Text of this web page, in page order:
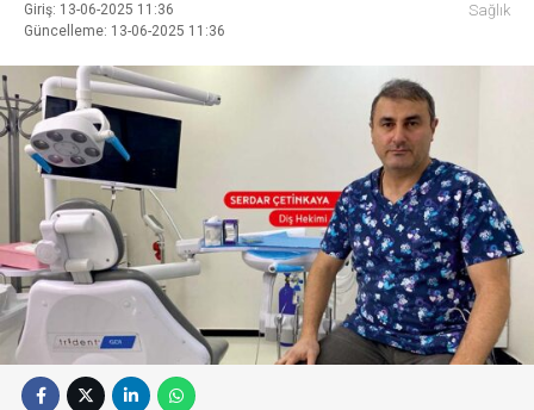
Giriş: 13-06-2025 11:36
Güncelleme: 13-06-2025 11:36
Sağlık